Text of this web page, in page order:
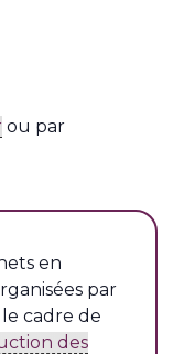
ou par
en
par
cadre de
des